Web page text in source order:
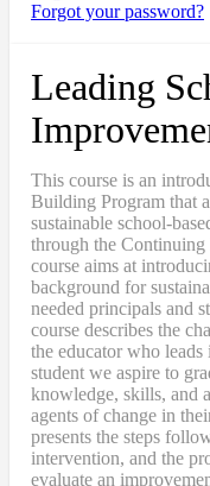
Forgot your password?
Leading
This course is an
Building Program that
sustainable school-
through the
course aims at
background for
needed principals and
course describes the
the educator who
student we aspire to
knowledge, skills, and
agents of change in
presents the steps
intervention, and the
evaluate an